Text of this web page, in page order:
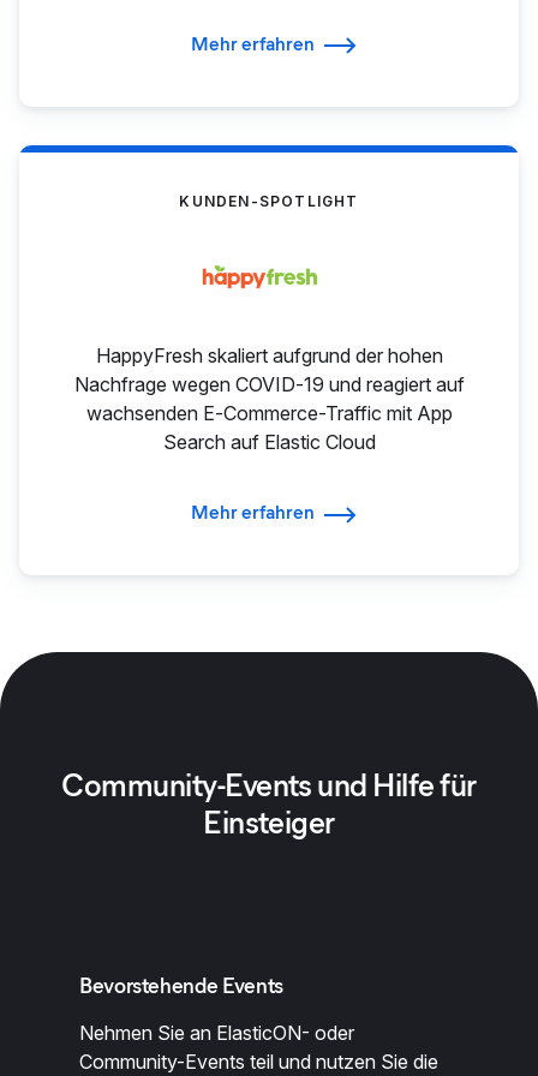
Mehr erfahren
KUNDEN-SPOTLIGHT
HappyFresh skaliert aufgrund der hohen
Nachfrage wegen COVID‑19 und reagiert auf
wachsenden E‑Commerce-Traffic mit App
Search auf Elastic Cloud
Mehr erfahren
Community-Events und Hilfe für
Einsteiger
Bevorstehende Events
Nehmen Sie an ElasticON- oder
Community-Events teil und nutzen Sie die